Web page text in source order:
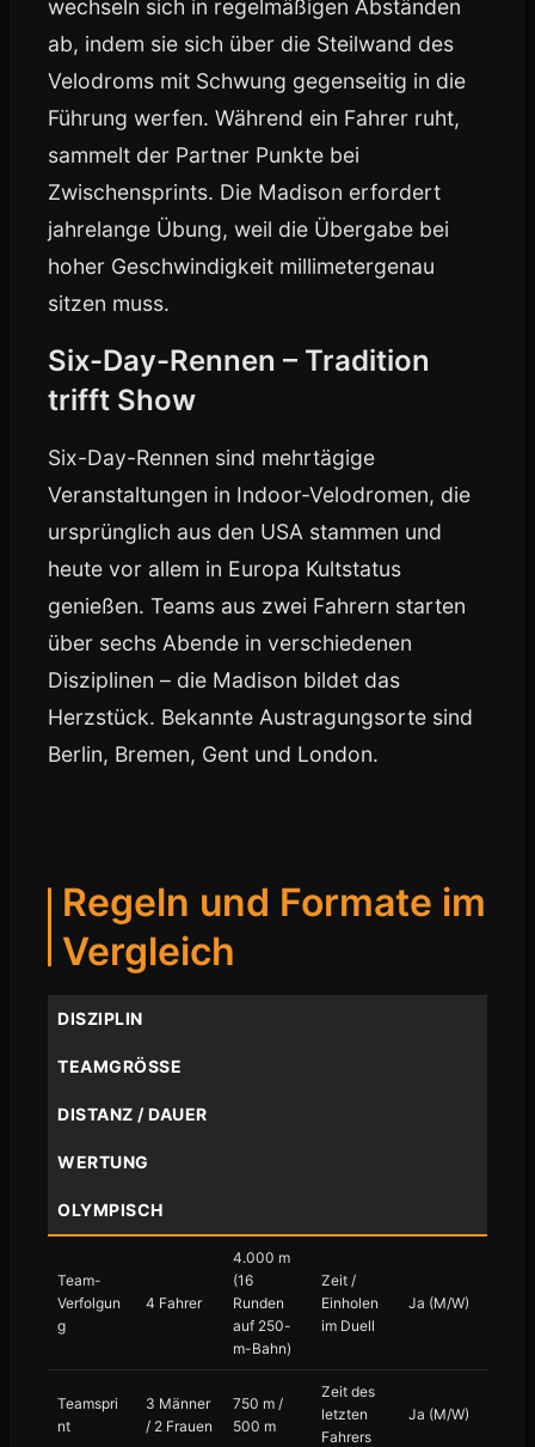
wechseln sich in regelmäßigen Abständen
ab, indem sie sich über die Steilwand des
Velodroms mit Schwung gegenseitig in die
Führung werfen. Während ein Fahrer ruht,
sammelt der Partner Punkte bei
Zwischensprints. Die Madison erfordert
jahrelange Übung, weil die Übergabe bei
hoher Geschwindigkeit millimetergenau
sitzen muss.
Six-Day-Rennen – Tradition
trifft Show
Six-Day-Rennen sind mehrtägige
Veranstaltungen in Indoor-Velodromen, die
ursprünglich aus den USA stammen und
heute vor allem in Europa Kultstatus
genießen. Teams aus zwei Fahrern starten
über sechs Abende in verschiedenen
Disziplinen – die Madison bildet das
Herzstück. Bekannte Austragungsorte sind
Berlin, Bremen, Gent und London.
Regeln und Formate im
Vergleich
DISZIPLIN
TEAMGRÖSSE
DISTANZ / DAUER
WERTUNG
OLYMPISCH
Team-
Verfolgun
g
4 Fahrer
4.000 m
(16
Runden
auf 250-
m-Bahn)
Zeit /
Einholen
im Duell
Ja (M/W)
Teamspri
nt
3 Männer
/ 2 Frauen
750 m /
500 m
Zeit des
letzten
Fahrers
Ja (M/W)